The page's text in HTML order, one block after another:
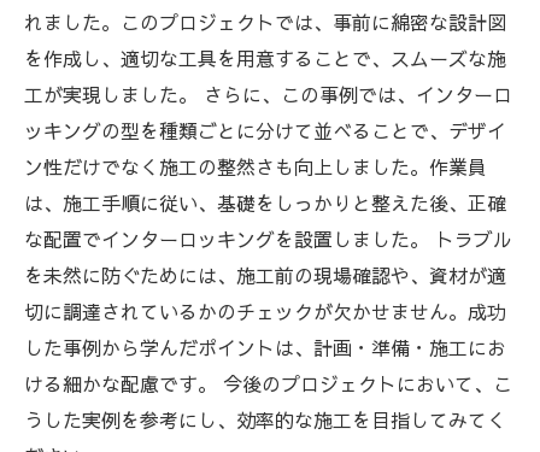
れました。このプロジェクトでは、事前に綿密な設計図
を作成し、適切な工具を用意することで、スムーズな施
工が実現しました。 さらに、この事例では、インターロ
ッキングの型を種類ごとに分けて並べることで、デザイ
ン性だけでなく施工の整然さも向上しました。作業員
は、施工手順に従い、基礎をしっかりと整えた後、正確
な配置でインターロッキングを設置しました。 トラブル
を未然に防ぐためには、施工前の現場確認や、資材が適
切に調達されているかのチェックが欠かせません。成功
した事例から学んだポイントは、計画・準備・施工にお
ける細かな配慮です。 今後のプロジェクトにおいて、こ
うした実例を参考にし、効率的な施工を目指してみてく